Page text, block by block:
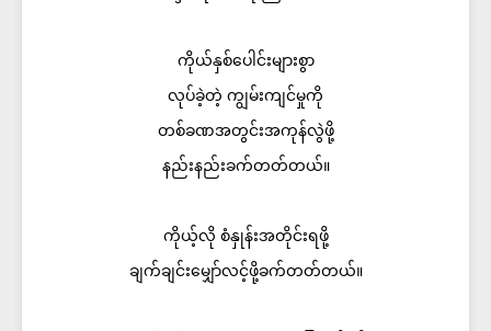
ကိုယ်နှစ်ပေါင်းများစွာ
လုပ်ခဲ့တဲ့ ကျွမ်းကျင်မှုကို
တစ်ခဏအတွင်းအကုန်လွဲဖို့
နည်းနည်းခက်တတ်တယ်။
ကိုယ့်လို စံနှုန်းအတိုင်းရဖို့
ချက်ချင်းမျှော်လင့်ဖို့ခက်တတ်တယ်။